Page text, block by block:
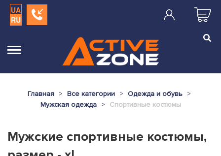
UA
RU
Главная Все категории
Одежда и обувь
Мужская одежда
Спортивные костюмы
Мужские спортивные костюмы,